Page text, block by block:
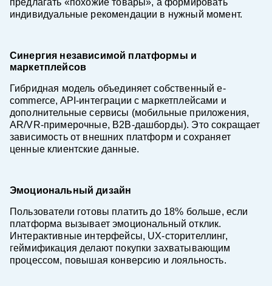
индивидуальные рекомендации в нужный момент.
Синергия независимой платформы и
маркетплейсов
Гибридная модель объединяет собственный e-
commerce, API-интеграции с маркетплейсами и
дополнительные сервисы (мобильные приложения,
AR/VR-примерочные, B2B-дашборды). Это сокращает
зависимость от внешних платформ и сохраняет
ценные клиентские данные.
Эмоциональный дизайн
Пользователи готовы платить до 18% больше, если
платформа вызывает эмоциональный отклик.
Интерактивные интерфейсы, UX-сторителлинг,
геймификация делают покупки захватывающим
процессом, повышая конверсию и лояльность.